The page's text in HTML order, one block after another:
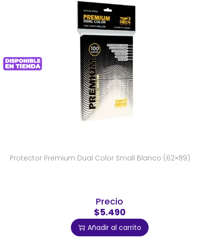
Protector Premium Dual Color Small Blanco (62×89)
Precio
$5.490
Añadir al carrito